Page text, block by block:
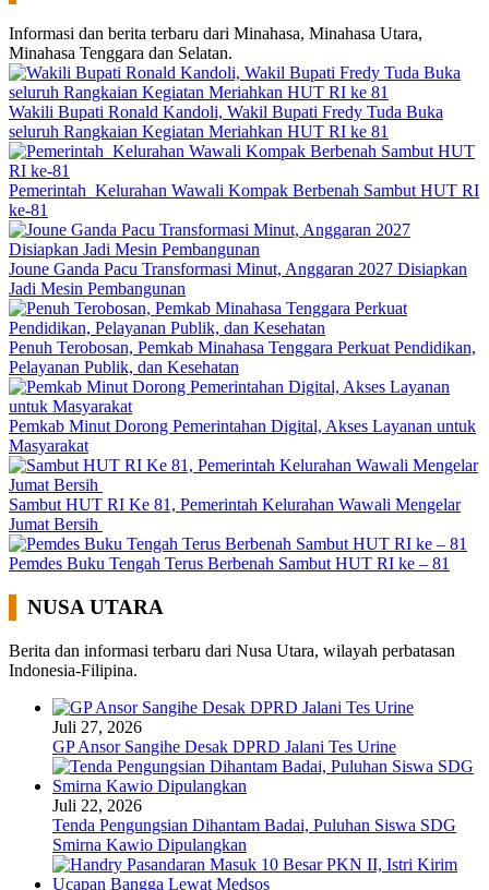
Informasi dan berita terbaru dari Minahasa, Minahasa Utara,
Minahasa Tenggara dan Selatan.
Wakili Bupati Ronald Kandoli, Wakil Bupati Fredy Tuda Buka
seluruh Rangkaian Kegiatan Meriahkan HUT RI ke 81
Pemerintah Kelurahan Wawali Kompak Berbenah Sambut HUT RI
ke-81
Joune Ganda Pacu Transformasi Minut, Anggaran 2027 Disiapkan
Jadi Mesin Pembangunan
Penuh Terobosan, Pemkab Minahasa Tenggara Perkuat Pendidikan,
Pelayanan Publik, dan Kesehatan
Pemkab Minut Dorong Pemerintahan Digital, Akses Layanan untuk
Masyarakat
Sambut HUT RI Ke 81, Pemerintah Kelurahan Wawali Mengelar
Jumat Bersih
Pemdes Buku Tengah Terus Berbenah Sambut HUT RI ke – 81
NUSA UTARA
Berita dan informasi terbaru dari Nusa Utara, wilayah perbatasan
Indonesia-Filipina.
Juli 27, 2026
GP Ansor Sangihe Desak DPRD Jalani Tes Urine
Juli 22, 2026
Tenda Pengungsian Dihantam Badai, Puluhan Siswa SDG
Smirna Kawio Dipulangkan